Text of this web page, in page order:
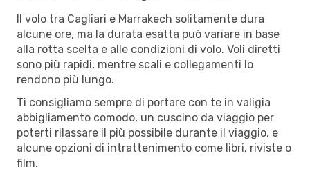
Il volo tra Cagliari e Marrakech solitamente dura
alcune ore, ma la durata esatta può variare in base
alla rotta scelta e alle condizioni di volo. Voli diretti
sono più rapidi, mentre scali e collegamenti lo
rendono più lungo.
Ti consigliamo sempre di portare con te in valigia
abbigliamento comodo, un cuscino da viaggio per
poterti rilassare il più possibile durante il viaggio, e
alcune opzioni di intrattenimento come libri, riviste o
film.